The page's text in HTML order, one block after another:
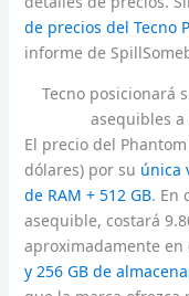
de precios del Tecno
informe de
Tecno posicionará
asequibles
El precio del Phantom
dólares) por su única
de RAM + 512 GB. En
asequible, costará
aproximadamente en
y 256 GB de